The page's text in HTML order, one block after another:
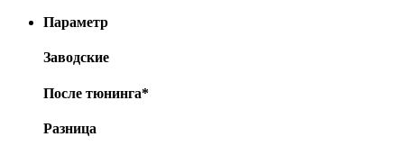
Параметр
Заводские
После тюнинга*
Разница